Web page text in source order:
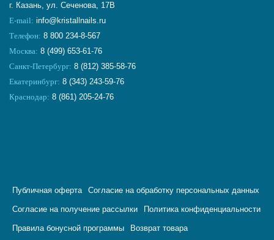
г. Казань, ул. Сеченова, 17В
E-mail: info@kristallnails.ru
Телефон: 8 800 234-8-567
Москва: 8 (499) 653-61-76
Санкт-Петербург: 8 (812) 385-58-76
Екатеринбург: 8 (343) 243-59-76
Краснодар: 8 (861) 205-24-76
Публичная оферта Согласие на обработку персональных данных
Согласие на получение рассылки Политика конфиденциальности
Правила бонусной программы Возврат товара